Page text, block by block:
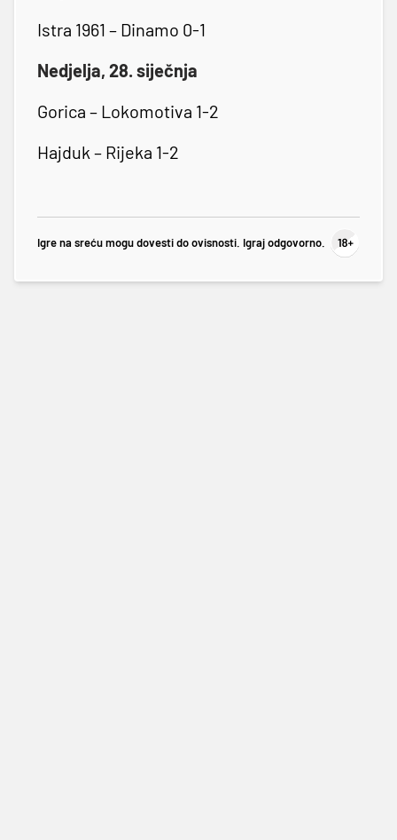
Istra 1961 – Dinamo 0-1
Nedjelja, 28. siječnja
Gorica – Lokomotiva 1-2
Hajduk – Rijeka 1-2
Igre na sreću mogu dovesti do ovisnosti. Igraj odgovorno.